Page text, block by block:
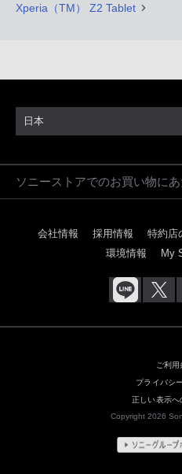
Xperia（TM） Z2 Tablet
日本
ソニーストアでのお買い物に
会社情報 採用情報 特約店
環境情報
My
ご利用
プライバシ
正しい表示へ
Copyright 2026